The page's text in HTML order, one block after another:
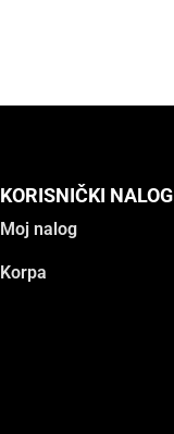
KORISNIČKI NALOG
Moj nalog
Korpa